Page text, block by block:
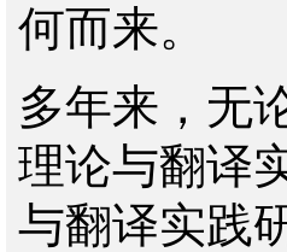
何而来。
多年来，无
理论与翻译
与翻译实践